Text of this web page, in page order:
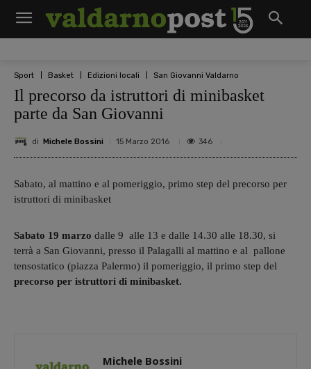
Sport Basket Edizioni locali San Giovanni Valdarno
Il precorso da istruttori di minibasket
parte da San Giovanni
di Michele Bossini 15 Marzo 2016 346
Sabato, al mattino e al pomeriggio, primo step del precorso per
istruttori di minibasket
Sabato 19 marzo dalle 9 alle 13 e dalle 14.30 alle 18.30, si
terrà a San Giovanni, presso il Palagalli al mattino e al pallone
tensostatico (piazza Palermo) il pomeriggio, il primo step del
precorso per istruttori di minibasket.
Michele Bossini